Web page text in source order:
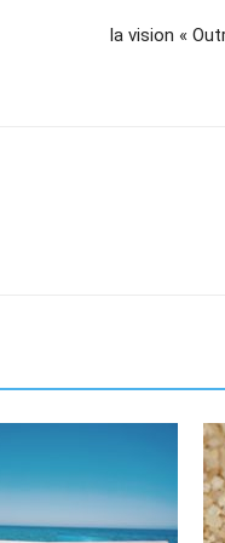
la vision «